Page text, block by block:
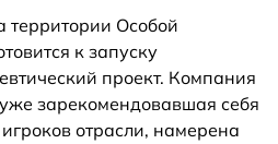
территории Особой
к запуску
проект. Компания
зарекомендовавшая себя
отрасли, намерена